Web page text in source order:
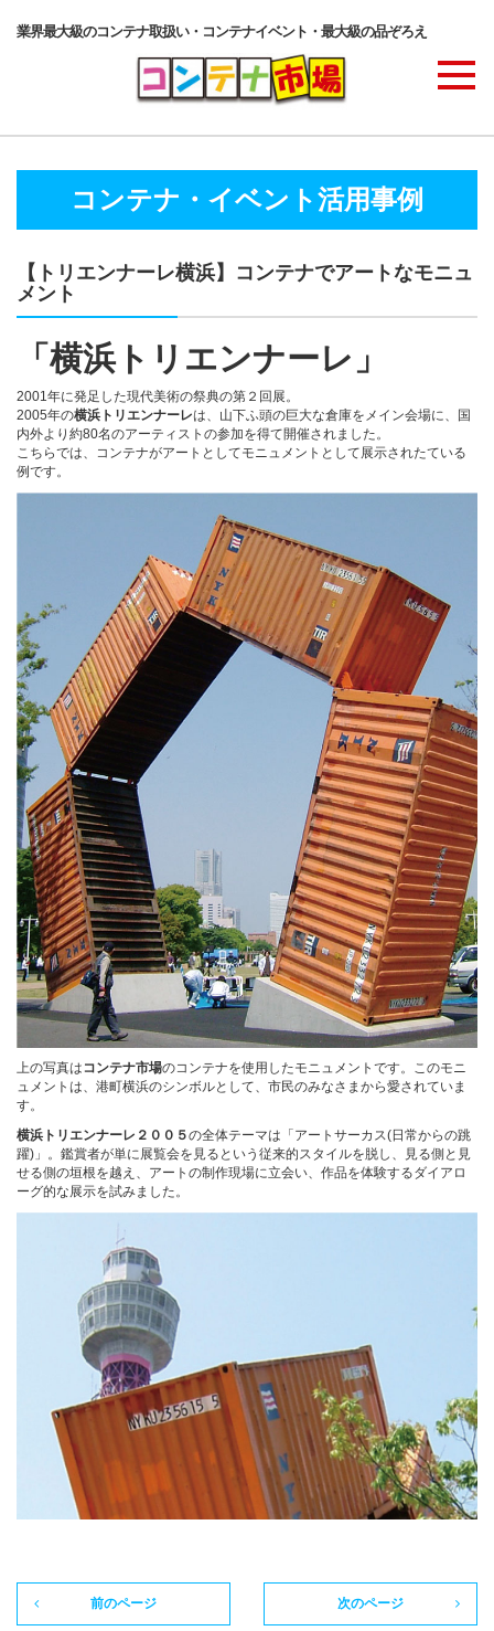
業界最大級のコンテナ取扱い・コンテナイベント・最大級の品ぞろえ
コンテナ・サービス
コンテナ活用例・実績
価格表
カタログダウンロード
展示会場案内
コンテナ・イベント活用事例
【トリエンナーレ横浜】コンテナでアートなモニュ
メント
「横浜トリエンナーレ」
2001年に発足した現代美術の祭典の第２回展。
2005年の横浜トリエンナーレは、山下ふ頭の巨大な倉庫をメイン会場に、国
内外より約80名のアーティストの参加を得て開催されました。
こちらでは、コンテナがアートとしてモニュメントとして展示されたている
例です。
上の写真は コンテナ市場のコンテナを使用したモニュメントです。このモニ
ュメントは、港町横浜のシンボルとして、市民のみなさまから愛されていま
す。
横浜トリエンナーレ２００５の全体テーマは「アートサーカス(日常からの跳
躍)」。鑑賞者が単に展覧会を見るという従来的スタイルを脱し、見る側と見
せる側の垣根を越え、アートの制作現場に立会い、作品を体験するダイアロ
ーグ的な展示を試みました。
前のページ 次のページ